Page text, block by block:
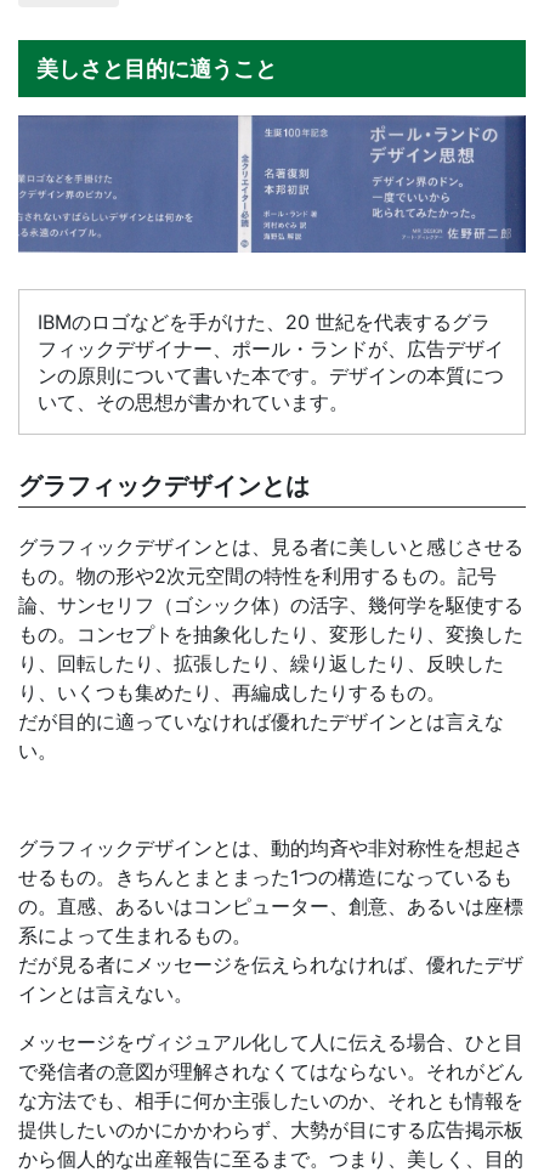
美しさと目的に適うこと
IBMのロゴなどを手がけた、20 世紀を代表するグラ
フィックデザイナー、ポール・ランドが、広告デザイ
ンの原則について書いた本です。デザインの本質につ
いて、その思想が書かれています。
グラフィックデザインとは
グラフィックデザインとは、見る者に美しいと感じさせる
もの。物の形や2次元空間の特性を利用するもの。記号
論、サンセリフ（ゴシック体）の活字、幾何学を駆使する
もの。コンセプトを抽象化したり、変形したり、変換した
り、回転したり、拡張したり、繰り返したり、反映した
り、いくつも集めたり、再編成したりするもの。
だが目的に適っていなければ優れたデザインとは言えな
い。
グラフィックデザインとは、動的均斉や非対称性を想起さ
せるもの。きちんとまとまった1つの構造になっているも
の。直感、あるいはコンピューター、創意、あるいは座標
系によって生まれるもの。
だが見る者にメッセージを伝えられなければ、優れたデザ
インとは言えない。
メッセージをヴィジュアル化して人に伝える場合、ひと目
で発信者の意図が理解されなくてはならない。それがどん
な方法でも、相手に何か主張したいのか、それとも情報を
提供したいのかにかかわらず、大勢が目にする広告掲示板
から個人的な出産報告に至るまで。つまり、美しく、目的